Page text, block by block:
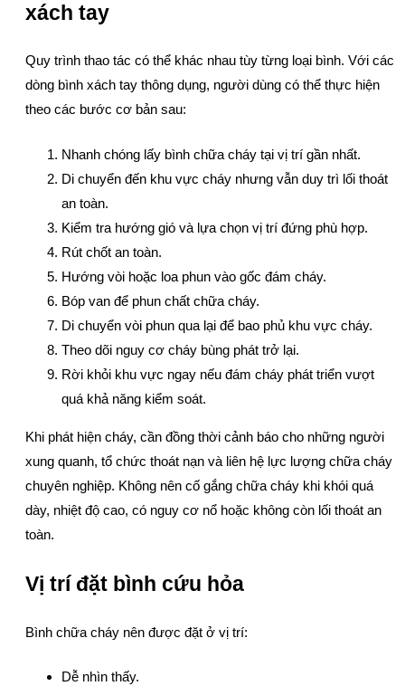
xách tay
Quy trình thao tác có thể khác nhau tùy từng loại bình. Với các
dòng bình xách tay thông dụng, người dùng có thể thực hiện
theo các bước cơ bản sau:
Nhanh chóng lấy bình chữa cháy tại vị trí gần nhất.
Di chuyển đến khu vực cháy nhưng vẫn duy trì lối thoát
an toàn.
Kiểm tra hướng gió và lựa chọn vị trí đứng phù hợp.
Rút chốt an toàn.
Hướng vòi hoặc loa phun vào gốc đám cháy.
Bóp van để phun chất chữa cháy.
Di chuyển vòi phun qua lại để bao phủ khu vực cháy.
Theo dõi nguy cơ cháy bùng phát trở lại.
Rời khỏi khu vực ngay nếu đám cháy phát triển vượt
quá khả năng kiểm soát.
Khi phát hiện cháy, cần đồng thời cảnh báo cho những người
xung quanh, tổ chức thoát nạn và liên hệ lực lượng chữa cháy
chuyên nghiệp. Không nên cố gắng chữa cháy khi khói quá
dày, nhiệt độ cao, có nguy cơ nổ hoặc không còn lối thoát an
toàn.
Vị trí đặt bình cứu hỏa
Bình chữa cháy nên được đặt ở vị trí:
Dễ nhìn thấy.